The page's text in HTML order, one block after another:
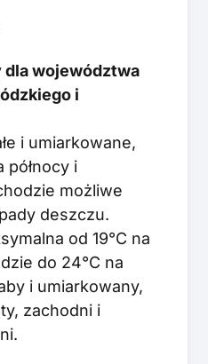
dla województwa
i
i umiarkowane,
północy i
możliwe
deszczu.
od 19°C na
do 24°C na
i umiarkowany,
zachodni i